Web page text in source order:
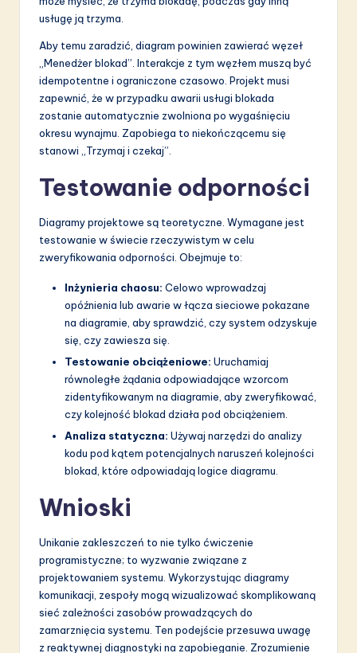
usługę ją trzyma.
Aby temu zaradzić, diagram powinien zawierać węzeł
„Menedżer blokad”. Interakcje z tym węzłem muszą być
idempotentne i ograniczone czasowo. Projekt musi
zapewnić, że w przypadku awarii usługi blokada
zostanie automatycznie zwolniona po wygaśnięciu
okresu wynajmu. Zapobiega to niekończącemu się
stanowi „Trzymaj i czekaj”.
Testowanie odporności
Diagramy projektowe są teoretyczne. Wymagane jest
testowanie w świecie rzeczywistym w celu
zweryfikowania odporności. Obejmuje to:
Inżynieria chaosu: Celowo wprowadzaj
opóźnienia lub awarie w łącza sieciowe pokazane
na diagramie, aby sprawdzić, czy system odzyskuje
się, czy zawiesza się.
Testowanie obciążeniowe: Uruchamiaj
równoległe żądania odpowiadające wzorcom
zidentyfikowanym na diagramie, aby zweryfikować,
czy kolejność blokad działa pod obciążeniem.
Analiza statyczna: Używaj narzędzi do analizy
kodu pod kątem potencjalnych naruszeń kolejności
blokad, które odpowiadają logice diagramu.
Wnioski
Unikanie zakleszczeń to nie tylko ćwiczenie
programistyczne; to wyzwanie związane z
projektowaniem systemu. Wykorzystując diagramy
komunikacji, zespoły mogą wizualizować skomplikowaną
sieć zależności zasobów prowadzących do
zamarznięcia systemu. Ten podejście przesuwa uwagę
z reaktywnej diagnostyki na zapobieganie. Zrozumienie